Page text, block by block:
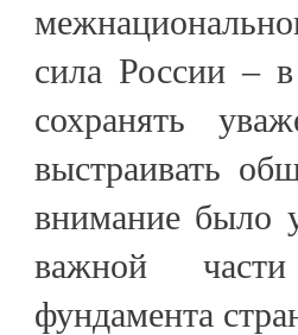
сила России –
сохранять
выстраивать
внимание было
важной
фундамента